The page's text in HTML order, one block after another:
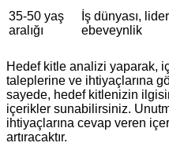
35-50 yaş
aralığı
İş dünyası,
ebeveynlik
Hedef kitle analizi yaparak,
taleplerine ve ihtiyaçlarına
sayede, hedef kitlenizin
içerikler sunabilirsiniz.
ihtiyaçlarına cevap veren
artıracaktır.